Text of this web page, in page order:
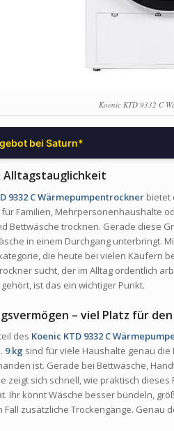
Koenic KTD 9332 C
bei Saturn*
Alltagstauglichkeit
9332 C Wärmepumpentrockner bietet
Familien, Mehrpersonenhaushalte
Bettwäsche trocknen. Gerade diese
in einem Durchgang unterbringt.
die heute bei vielen Käufern
sucht, der im Alltag ordentlich
ist das ein wichtiger Punkt.
– viel Platz für
des Koenic KTD 9332 C
9 kg sind für viele Haushalte genau
ist. Gerade bei Bettwäsche,
zeigt sich schnell, wie praktisch
Ihr könnt Wäsche besser bündeln,
Fall zusätzliche Trockengänge.